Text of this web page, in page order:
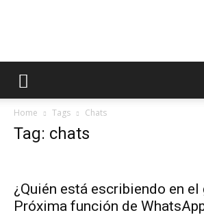
AppsTonic
Home Tags Chats
Tag: chats
¿Quién está escribiendo en el
Próxima función de